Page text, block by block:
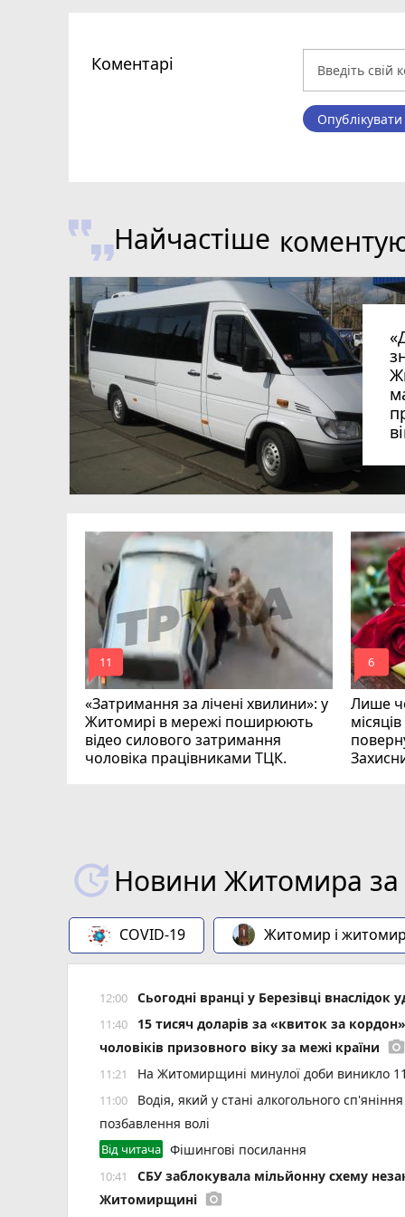
Коментарі
Найчастіше
«Затримання за лічені хвилини»: у
Житомирі в мережі поширюють
відео силового затримання
чоловіка працівниками ТЦК.
mode_comment
11
Лише
mode_comment
6
Новини Житомира за
COVID-19 Житомир і
12:00 Сьогодні вранці у Березівці
11:40
15 тисяч доларів за «квиток за
чоловіків призовного віку за межі країни photo_camera
11:21 На Житомирщині минулої доби виникло
11:00
Водія, який у стані алкогольного
позбавлення волі
Від читача Фішингові посилання
10:41
СБУ заблокувала мільйонну схему
Житомирщині photo_camera